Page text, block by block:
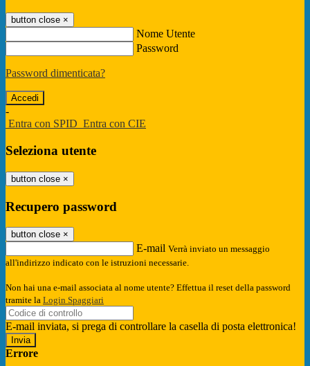
button close ×
Nome Utente
Password
Password dimenticata?
-
Entra con SPID Entra con CIE
Seleziona utente
button close ×
Recupero password
button close ×
E-mail Verrà inviato un messaggio
all'indirizzo indicato con le istruzioni necessarie.
Non hai una e-mail associata al nome utente? Effettua il reset della password
tramite la Login Spaggiari
E-mail inviata, si prega di controllare la casella di posta elettronica!
Errore